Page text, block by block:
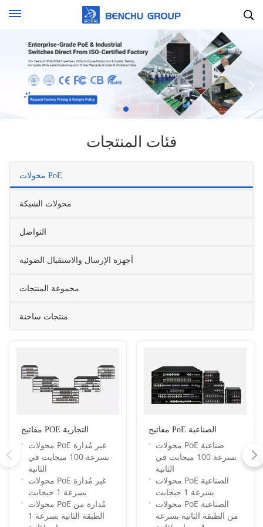
فئات المنتجات
محولات PoE
محولات الشبكة
التواصل
أجهزة الإرسال والاستقبال الضوئية
مجموعة المنتجات
منتجات ساخنة
مفاتيح POE التجارية
محولات PoE غير مُدارة
بسرعة 100 ميجابت في
الثانية
محولات PoE غير مُدارة
بسرعة 1 جيجابت
محولات PoE مُدارة من
الطبقة الثانية بسرعة 1
مفاتيح PoE الصناعية
محولات PoE صناعية
بسرعة 100 ميجابت في
الثانية
محولات PoE الصناعية
بسرعة 1 جيجابت
محولات PoE الصناعية
من الطبقة الثانية بسرعة